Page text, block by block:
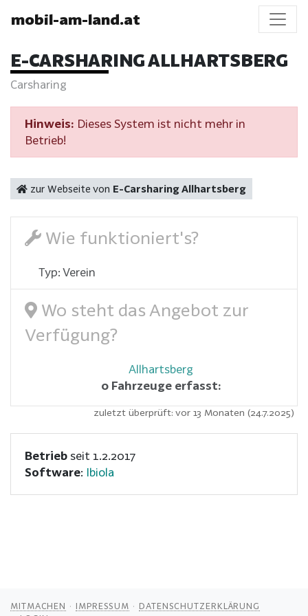
mobil-am-land.at
E-CARSHARING ALLHARTSBERG
Carsharing
Hinweis: Dieses System ist nicht mehr in
Betrieb!
zur Webseite von E-Carsharing Allhartsberg
Wie funktioniert's?
Typ: Verein
Wo steht das Angebot zur
Verfügung?
Allhartsberg
0 Fahrzeuge erfasst:
zuletzt überprüft: vor 13 Monaten (24.7.2025)
Betrieb seit 1.2.2017
Software: Ibiola
MITMACHEN IMPRESSUM
DATENSCHUTZERKLÄRUNG